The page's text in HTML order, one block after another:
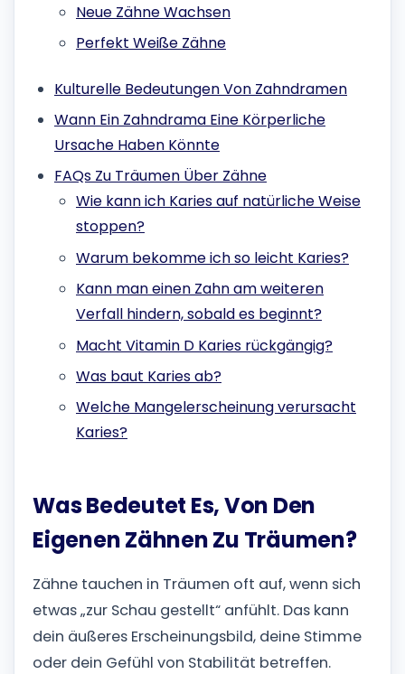
Neue Zähne Wachsen
Perfekt Weiße Zähne
Kulturelle Bedeutungen Von Zahndramen
Wann Ein Zahndrama Eine Körperliche
Ursache Haben Könnte
FAQs Zu Träumen Über Zähne
Wie kann ich Karies auf natürliche Weise
stoppen?
Warum bekomme ich so leicht Karies?
Kann man einen Zahn am weiteren
Verfall hindern, sobald es beginnt?
Macht Vitamin D Karies rückgängig?
Was baut Karies ab?
Welche Mangelerscheinung verursacht
Karies?
Was Bedeutet Es, Von Den
Eigenen Zähnen Zu Träumen?
Zähne tauchen in Träumen oft auf, wenn sich
etwas „zur Schau gestellt“ anfühlt. Das kann
dein äußeres Erscheinungsbild, deine Stimme
oder dein Gefühl von Stabilität betreffen.